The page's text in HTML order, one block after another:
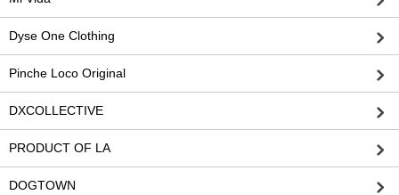
Dyse One Clothing
Pinche Loco Original
DXCOLLECTIVE
PRODUCT OF LA
DOGTOWN